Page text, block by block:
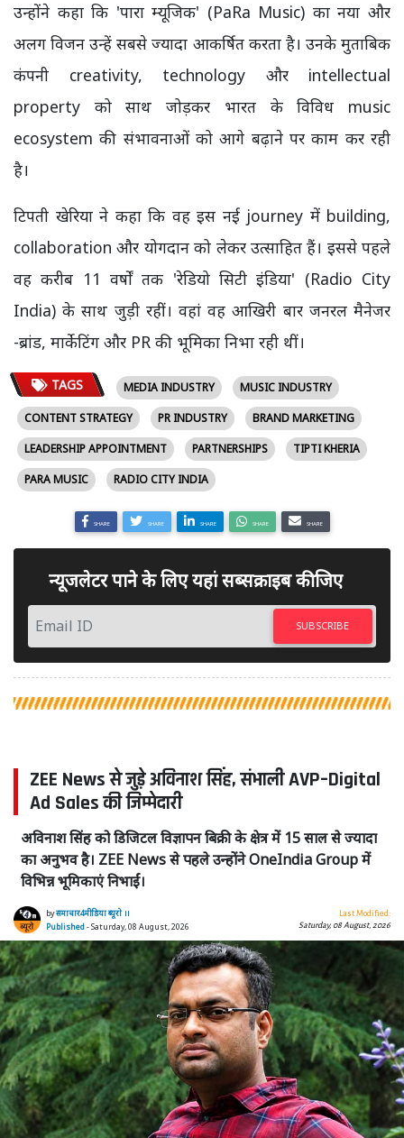
उन्होंने कहा कि 'पारा म्यूजिक' (PaRa Music) का नया और
अलग विजन उन्हें सबसे ज्यादा आकर्षित करता है। उनके मुताबिक
कंपनी creativity, technology और intellectual
property को साथ जोड़कर भारत के विविध music
ecosystem की संभावनाओं को आगे बढ़ाने पर काम कर रही
है।
टिपती खेरिया ने कहा कि वह इस नई journey में building,
collaboration और योगदान को लेकर उत्साहित हैं। इससे पहले
वह करीब 11 वर्षों तक 'रेडियो सिटी इंडिया' (Radio City
India) के साथ जुड़ी रहीं। वहां वह आखिरी बार जनरल मैनेजर
-ब्रांड, मार्केटिंग और PR की भूमिका निभा रही थीं।
TAGS MEDIA INDUSTRY
MUSIC INDUSTRY
CONTENT STRATEGY
PR INDUSTRY
BRAND MARKETING
LEADERSHIP APPOINTMENT
PARTNERSHIPS
TIPTI KHERIA
PARA MUSIC
RADIO CITY INDIA
SHARE SHARE SHARE SHARE SHARE
न्यूजलेटर पाने के लिए यहां सब्सक्राइब कीजिए
SUBSCRIBE
ZEE News से जुड़े अविनाश सिंह, संभाली AVP–Digital
Ad Sales की जिम्मेदारी
अविनाश सिंह को डिजिटल विज्ञापन बिक्री के क्षेत्र में 15 साल से ज्यादा
का अनुभव है। ZEE News से पहले उन्होंने OneIndia Group में
विभिन्न भूमिकाएं निभाईं।
byसमाचार4मीडिया ब्यूरो ।।
Published- Saturday, 08 August, 2026
Last Modified:
Saturday, 08 August, 2026